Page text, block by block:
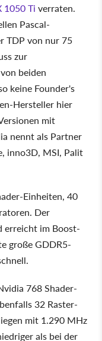
1050 Ti verraten.
Pascal-
TDP von nur 75
zur
beiden
keine Founder's
Hersteller hier
mit
nennt als Partner
inno3D, MSI, Palit
Einheiten, 40
Der
erreicht im Boost-
große GDDR5-
768 Shader-
32 Raster-
mit 1.290 MHz
als bei der